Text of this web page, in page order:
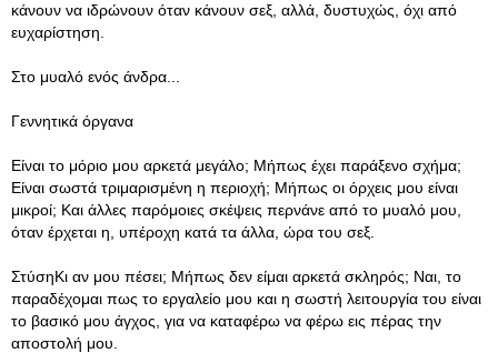
κάνουν να ιδρώνουν όταν κάνουν σεξ, αλλά, δυστυχώς, όχι από
ευχαρίστηση.
Στο μυαλό ενός άνδρα...
Γεννητικά όργανα
Είναι το μόριο μου αρκετά μεγάλο; Μήπως έχει παράξενο σχήμα;
Είναι σωστά τριμαρισμένη η περιοχή; Μήπως οι όρχεις μου είναι
μικροί; Και άλλες παρόμοιες σκέψεις περνάνε από το μυαλό μου,
όταν έρχεται η, υπέροχη κατά τα άλλα, ώρα του σεξ.
ΣτύσηΚι αν μου πέσει; Μήπως δεν είμαι αρκετά σκληρός; Ναι, το
παραδέχομαι πως το εργαλείο μου και η σωστή λειτουργία του είναι
το βασικό μου άγχος, για να καταφέρω να φέρω εις πέρας την
αποστολή μου.